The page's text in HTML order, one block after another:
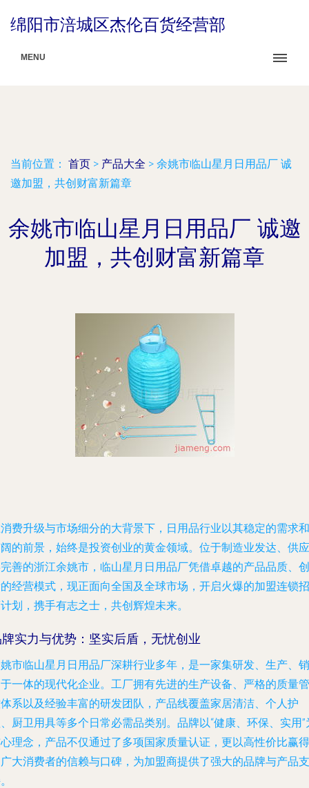
绵阳市涪城区杰伦百货经营部
MENU
当前位置： 首页 > 产品大全 > 余姚市临山星月日用品厂 诚
邀加盟，共创财富新篇章
余姚市临山星月日用品厂 诚邀
加盟，共创财富新篇章
费升级与市场细分的大背景下，日用品行业以其稳定的需求和
的前景，始终是投资创业的黄金领域。位于制造业发达、供应
善的浙江余姚市，临山星月日用品厂凭借卓越的产品品质、创
经营模式，现正面向全国及全球市场，开启火爆的加盟连锁招
划，携手有志之士，共创辉煌未来。
实力与优势：坚实后盾，无忧创业
市临山星月日用品厂深耕行业多年，是一家集研发、生产、销
一体的现代化企业。工厂拥有先进的生产设备、严格的质量管
系以及经验丰富的研发团队，产品线覆盖家居清洁、个人护
厨卫用具等多个日常必需品类别。品牌以“健康、环保、实用”
理念，产品不仅通过了多项国家质量认证，更以高性价比赢得
大消费者的信赖与口碑，为加盟商提供了强大的品牌与产品支